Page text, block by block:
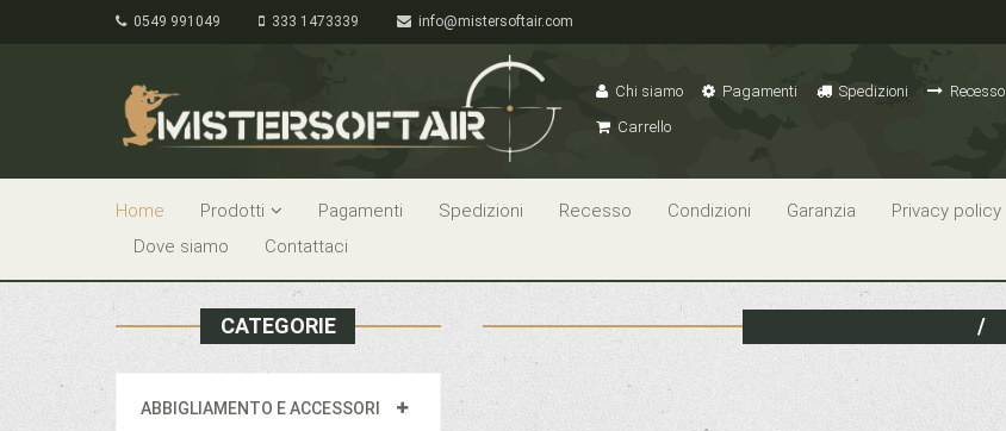
0549 991049 333 1473339 info@mistersoftair.com
Chi siamo Pagamenti Spedizioni Recesso
Carrello
Home Prodotti Pagamenti Spedizioni Recesso Condizioni Garanzia
Privacy policy
Dove siamo
Contattaci
CATEGORIE
ABBIGLIAMENTO E ACCESSORI
/